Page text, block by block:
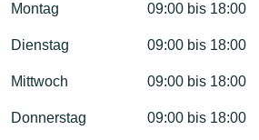
Montag 09:00 bis 18:00
Dienstag 09:00 bis 18:00
Mittwoch 09:00 bis 18:00
Donnerstag 09:00 bis 18:00